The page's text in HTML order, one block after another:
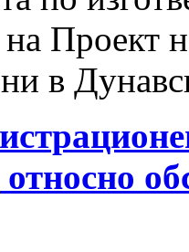
Проект
в
относно